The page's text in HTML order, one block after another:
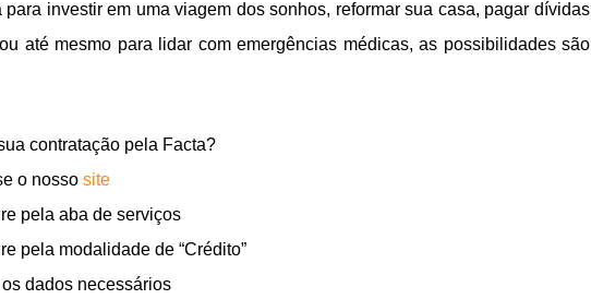
para investir em uma viagem dos sonhos, reformar sua casa, pagar dívidas
até mesmo para lidar com emergências médicas, as possibilidades são
contratação pela Facta?
o nosso site
pela aba de serviços
pela modalidade de “Crédito”
os dados necessários